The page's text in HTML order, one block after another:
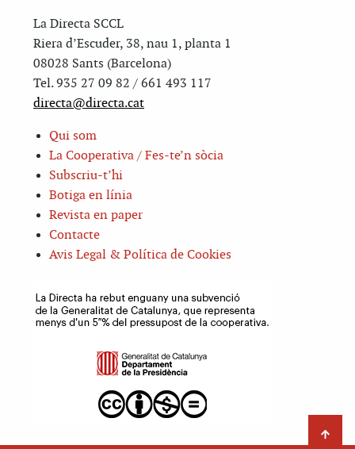
La Directa SCCL
Riera d’Escuder, 38, nau 1, planta 1
08028 Sants (Barcelona)
Tel. 935 27 09 82 / 661 493 117
directa@directa.cat
Qui som
La Cooperativa / Fes-te’n sòcia
Subscriu-t’hi
Botiga en línia
Revista en paper
Contacte
Avis Legal & Política de Cookies